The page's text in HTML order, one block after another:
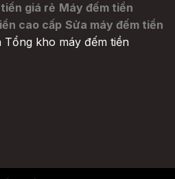
giá rẻ Máy đếm tiền
cao cấp Sửa máy đếm tiền
Tổng kho máy đếm tiền